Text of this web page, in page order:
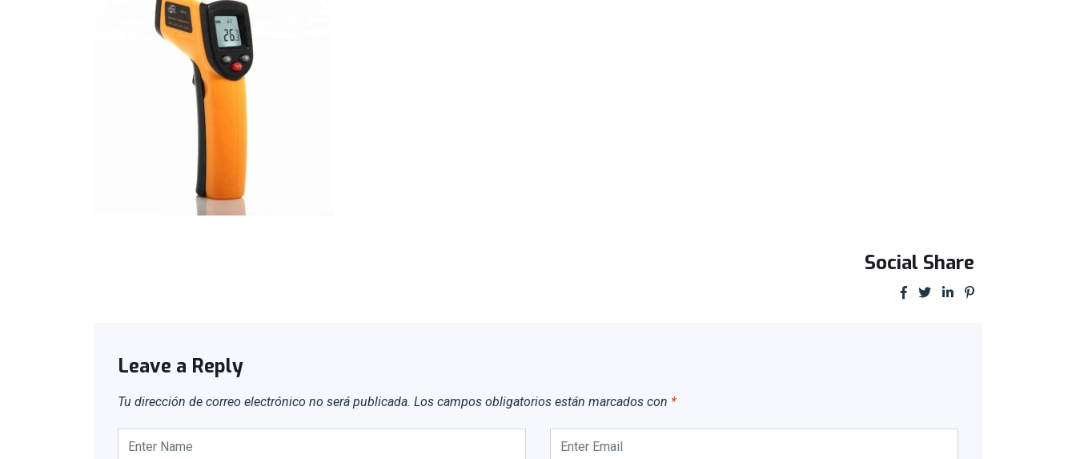
Social Share
Leave a Reply
Tu dirección de correo electrónico no será publicada. Los campos obligatorios están marcados con *